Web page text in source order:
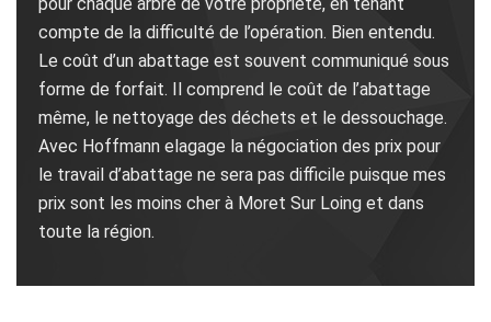
compte de la difficulté de l’opération. Bien entendu.
Le coût d’un abattage est souvent communiqué sous
forme de forfait. Il comprend le coût de l’abattage
même, le nettoyage des déchets et le dessouchage.
Avec Hoffmann elagage la négociation des prix pour
le travail d’abattage ne sera pas difficile puisque mes
prix sont les moins cher à Moret Sur Loing et dans
toute la région.